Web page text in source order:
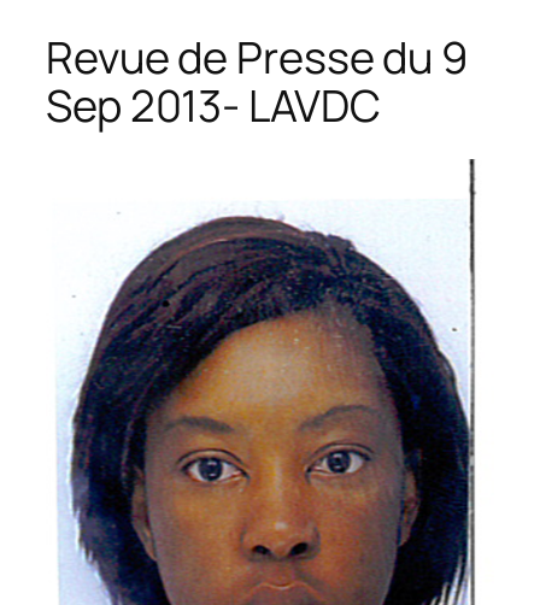
Revue de Presse du 9
Sep 2013- LAVDC